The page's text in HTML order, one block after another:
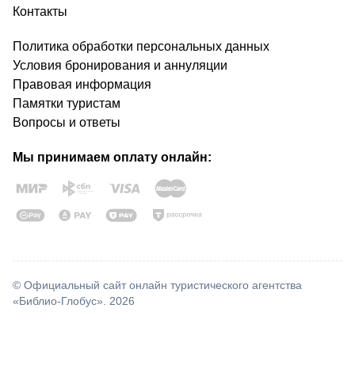
Контакты
Политика обработки персональных данных
Условия бронирования и аннуляции
Правовая информация
Памятки туристам
Вопросы и ответы
Мы принимаем оплату онлайн:
© Официальный сайт онлайн туристического агентства
«Библио-Глобус». 2026